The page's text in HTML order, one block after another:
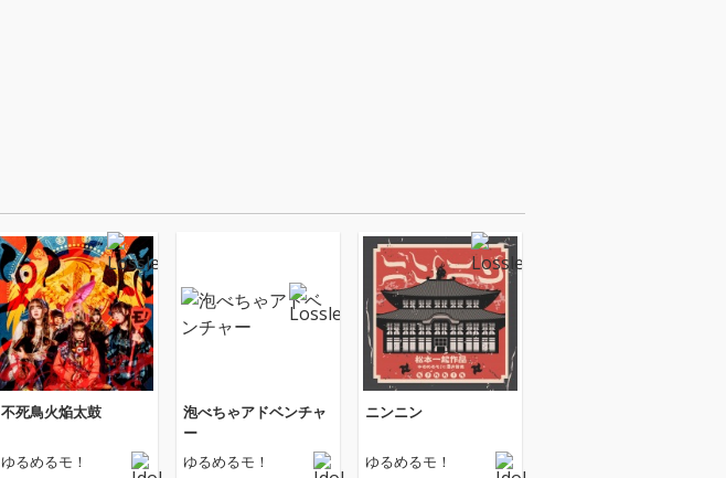
不死鳥火焔太鼓
ゆるめるモ！
泡べちゃアドベンチャ
ー
ゆるめるモ！
ニンニン
ゆるめるモ！